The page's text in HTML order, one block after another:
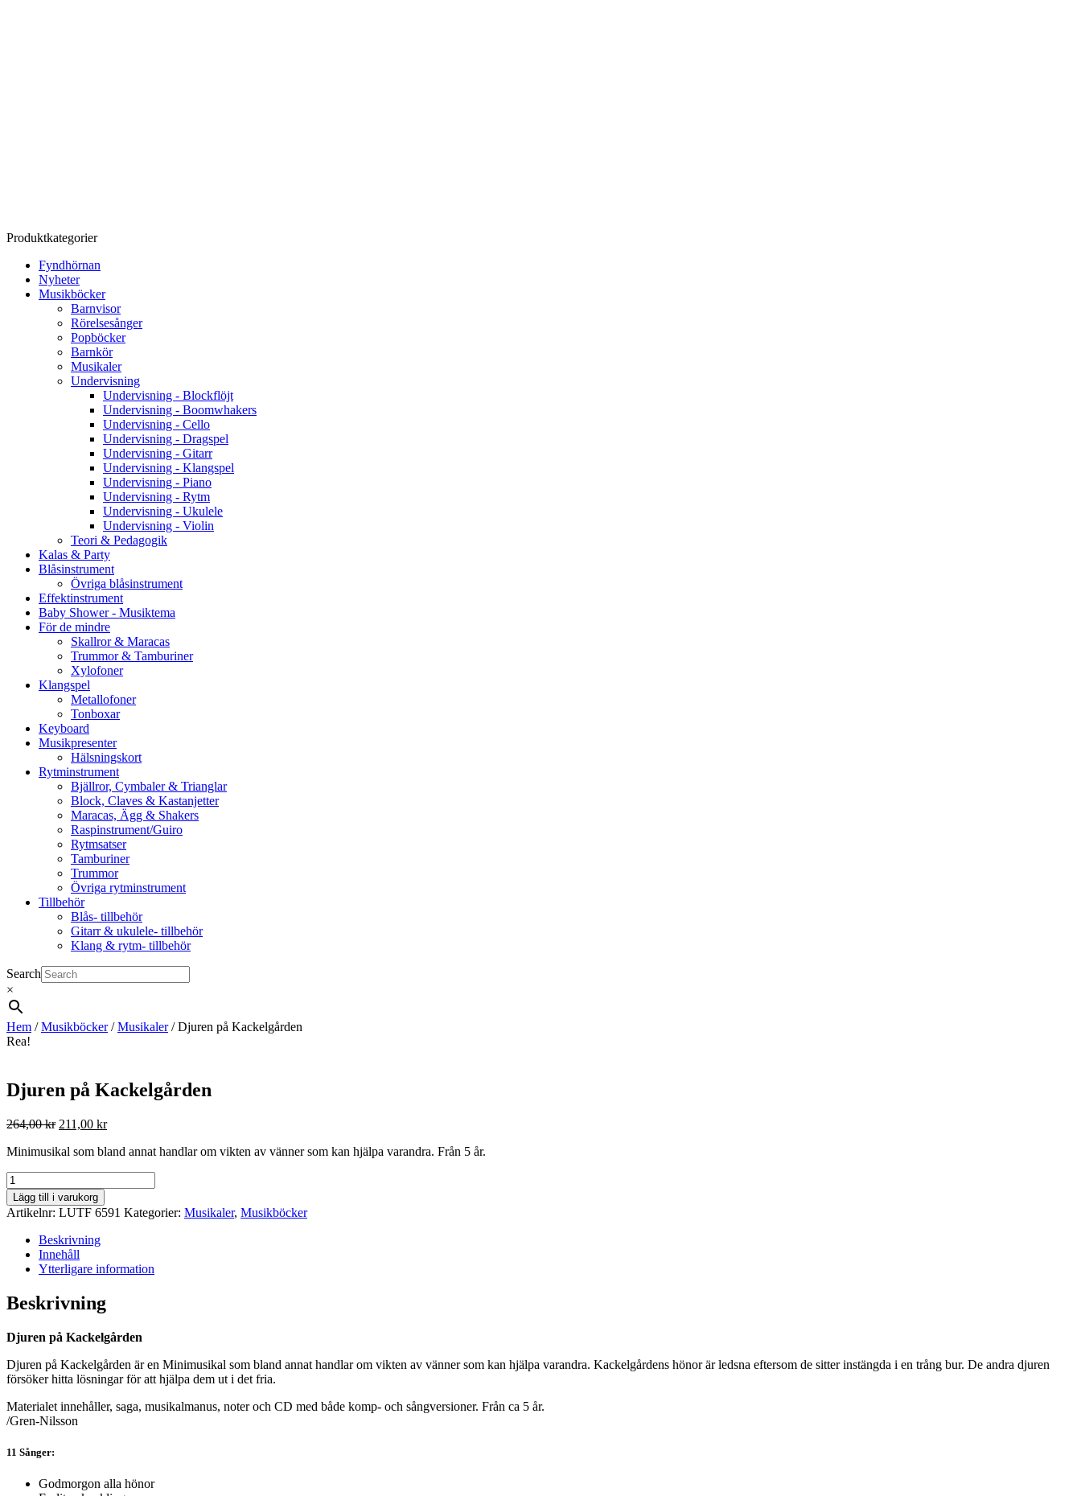
Produktkategorier
Fyndhörnan
Nyheter
Musikböcker
Barnvisor
Rörelsesånger
Popböcker
Barnkör
Musikaler
Undervisning
Undervisning - Blockflöjt
Undervisning - Boomwhakers
Undervisning - Cello
Undervisning - Dragspel
Undervisning - Gitarr
Undervisning - Klangspel
Undervisning - Piano
Undervisning - Rytm
Undervisning - Ukulele
Undervisning - Violin
Teori & Pedagogik
Kalas & Party
Blåsinstrument
Övriga blåsinstrument
Effektinstrument
Baby Shower - Musiktema
För de mindre
Skallror & Maracas
Trummor & Tamburiner
Xylofoner
Klangspel
Metallofoner
Tonboxar
Keyboard
Musikpresenter
Hälsningskort
Rytminstrument
Bjällror, Cymbaler & Trianglar
Block, Claves & Kastanjetter
Maracas, Ägg & Shakers
Raspinstrument/Guiro
Rytmsatser
Tamburiner
Trummor
Övriga rytminstrument
Tillbehör
Blås- tillbehör
Gitarr & ukulele- tillbehör
Klang & rytm- tillbehör
Search
×
Hem /Musikböcker/Musikaler/ Djuren på Kackelgården
Rea!
Djuren på Kackelgården
264,00kr Det
priset
211,00 krDet
priset
Minimusikal som bland annat handlar om vikten av vänner som kan hjälpa varandra. Från 5 år.
Djuren
på
Kackelgården
mängd
Lägg till i varukorg
Artikelnr: LUTF 6591 Kategorier: Musikaler, Musikböcker
Beskrivning
Innehåll
Ytterligare information
Beskrivning
Djuren på Kackelgården
Djuren på Kackelgården är en Minimusikal som bland annat handlar om vikten av vänner som kan hjälpa varandra. Kackelgårdens hönor är ledsna eftersom de sitter instängda i en trång bur. De andra djuren
försöker hitta lösningar för att hjälpa dem ut i det fria.
Materialet innehåller, saga, musikalmanus, noter och CD med både komp- och sångversioner. Från ca 5 år.
/Gren-Nilsson
11 Sånger:
Godmorgon alla hönor